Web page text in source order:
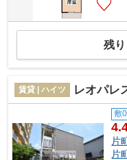
残り
賃貸 | ハイツ レオパレ
敷0
片
片